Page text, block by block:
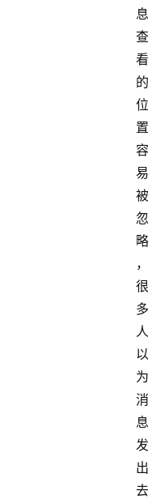
息
查
看
的
位
置
容
易
被
忽
略
，
很
多
人
以
为
消
息
发
出
去